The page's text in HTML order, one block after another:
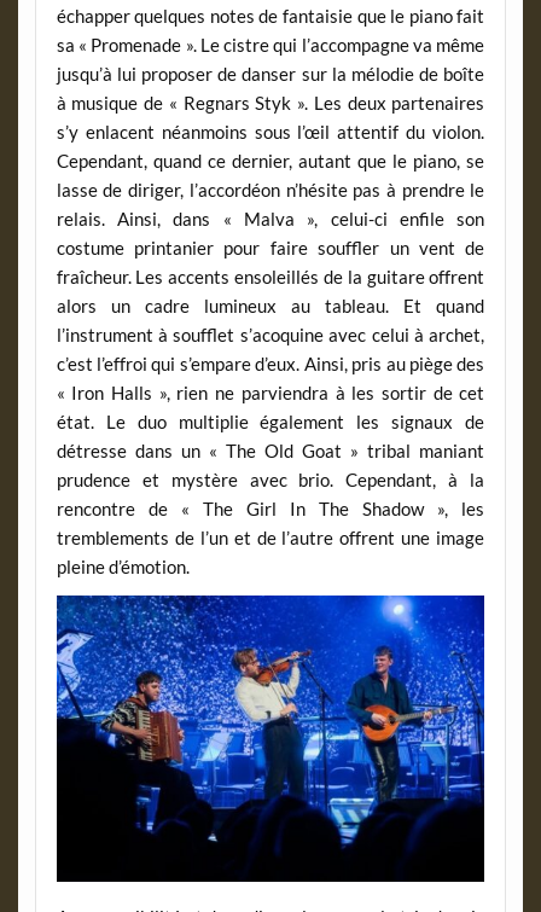
échapper quelques notes de fantaisie que le piano fait
sa « Promenade ». Le cistre qui l’accompagne va même
jusqu’à lui proposer de danser sur la mélodie de boîte
à musique de « Regnars Styk ». Les deux partenaires
s’y enlacent néanmoins sous l’œil attentif du violon.
Cependant, quand ce dernier, autant que le piano, se
lasse de diriger, l’accordéon n’hésite pas à prendre le
relais. Ainsi, dans « Malva », celui-ci enfile son
costume printanier pour faire souffler un vent de
fraîcheur. Les accents ensoleillés de la guitare offrent
alors un cadre lumineux au tableau. Et quand
l’instrument à soufflet s’acoquine avec celui à archet,
c’est l’effroi qui s’empare d’eux. Ainsi, pris au piège des
« Iron Halls », rien ne parviendra à les sortir de cet
état. Le duo multiplie également les signaux de
détresse dans un « The Old Goat » tribal maniant
prudence et mystère avec brio. Cependant, à la
rencontre de « The Girl In The Shadow », les
tremblements de l’un et de l’autre offrent une image
pleine d’émotion.